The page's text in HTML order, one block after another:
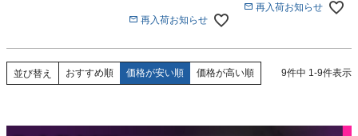
再入荷お知らせ
再入荷お知らせ
並び替え おすすめ順 価格が安い順 価格が高い順 9件中 1-9件表示